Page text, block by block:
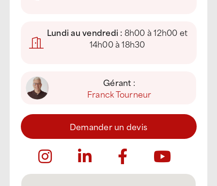
Lundi au vendredi : 8h00 à 12h00 et
14h00 à 18h30
Gérant :
Franck Tourneur
Demander un devis